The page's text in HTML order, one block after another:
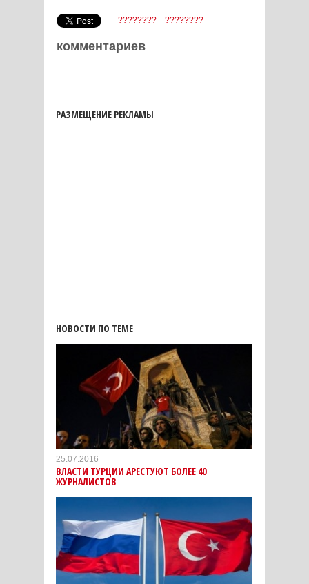
???????? ????????
комментариев
РАЗМЕЩЕНИЕ РЕКЛАМЫ
НОВОСТИ ПО ТЕМЕ
25.07.2016
ВЛАСТИ ТУРЦИИ АРЕСТУЮТ БОЛЕЕ 40
ЖУРНАЛИСТОВ